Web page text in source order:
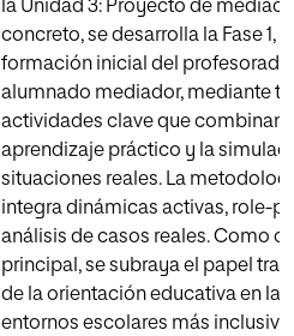
la Unidad 3: Proyecto de
concreto, se desarrolla la Fase 1,
formación inicial del profesorado
alumnado mediador, mediante
actividades clave que combinan
aprendizaje práctico y la
situaciones reales. La
integra dinámicas activas, role-
análisis de casos reales. Como
principal, se subraya el papel
de la orientación educativa en la
entornos escolares más